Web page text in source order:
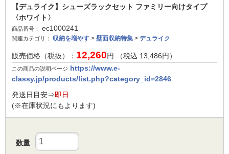
【デュライク】シューズラックセット ファミリー向けタイプ
〈ホワイト〉
商品番号： ec1000241
関連カテゴリ： 収納を増やす > 壁面収納特集 > デュライク
販売価格（税抜）： 12,260円 （税込 13,486円）
この商品の説明ページ https://www.e-
classy.jp/products/list.php?category_id=2846
発送日目安⇒即日
(※在庫状況にもよります)
数量